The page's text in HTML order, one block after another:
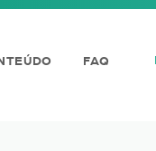
FAQ